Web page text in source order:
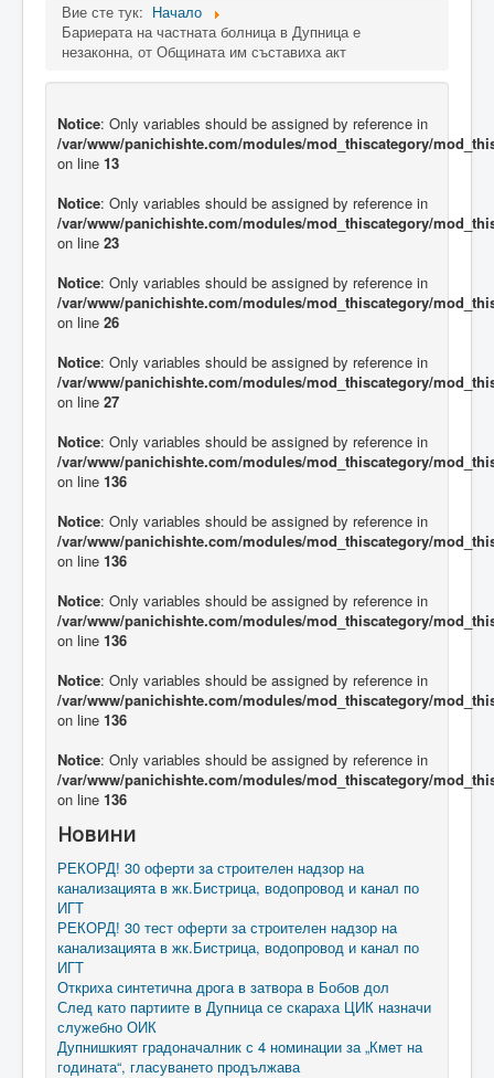
Вие сте тук: Начало
Бариерата на частната болница в Дупница е
незаконна, от Общината им съставиха акт
Notice: Only variables should be assigned by reference in
/var/www/panichishte.com/modules/mod_thiscategory/
on line 13
Notice: Only variables should be assigned by reference in
/var/www/panichishte.com/modules/mod_thiscategory/
on line 23
Notice: Only variables should be assigned by reference in
/var/www/panichishte.com/modules/mod_thiscategory/
on line 26
Notice: Only variables should be assigned by reference in
/var/www/panichishte.com/modules/mod_thiscategory/
on line 27
Notice: Only variables should be assigned by reference in
/var/www/panichishte.com/modules/mod_thiscategory/
on line 136
Notice: Only variables should be assigned by reference in
/var/www/panichishte.com/modules/mod_thiscategory/
on line 136
Notice: Only variables should be assigned by reference in
/var/www/panichishte.com/modules/mod_thiscategory/
on line 136
Notice: Only variables should be assigned by reference in
/var/www/panichishte.com/modules/mod_thiscategory/
on line 136
Notice: Only variables should be assigned by reference in
/var/www/panichishte.com/modules/mod_thiscategory/
on line 136
Новини
РЕКОРД! 30 оферти за строителен надзор на
канализацията в жк.Бистрица, водопровод и канал по
ИГТ
РЕКОРД! 30 тест оферти за строителен надзор на
канализацията в жк.Бистрица, водопровод и канал по
ИГТ
Откриха синтетична дрога в затвора в Бобов дол
След като партиите в Дупница се скараха ЦИК назначи
служебно ОИК
Дупнишкият градоначалник с 4 номинации за „Кмет на
годината“, гласуването продължава